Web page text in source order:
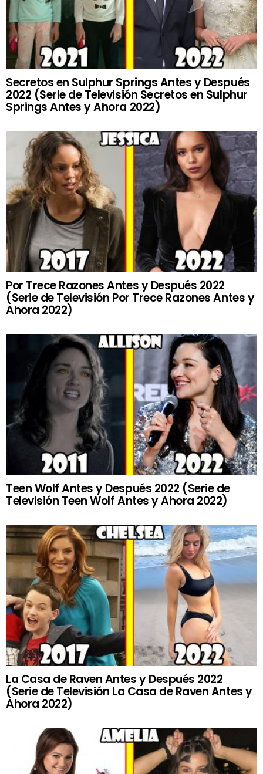
Secretos en Sulphur Springs Antes y Después
2022 (Serie de Televisión Secretos en Sulphur
Springs Antes y Ahora 2022)
Por Trece Razones Antes y Después 2022
(Serie de Televisión Por Trece Razones Antes y
Ahora 2022)
Teen Wolf Antes y Después 2022 (Serie de
Televisión Teen Wolf Antes y Ahora 2022)
La Casa de Raven Antes y Después 2022
(Serie de Televisión La Casa de Raven Antes y
Ahora 2022)